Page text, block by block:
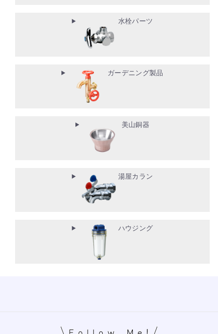
水栓パーツ
ガーデニング製品
美山銅器
湯屋カラン
ハウジング